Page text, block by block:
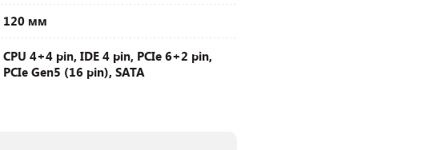
120 мм
CPU 4+4 pin, IDE 4 pin, PCIe 6+2 pin,
PCIe Gen5 (16 pin), SATA